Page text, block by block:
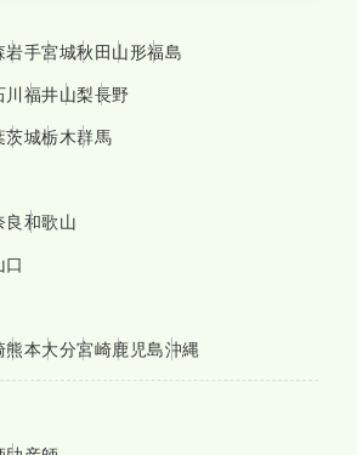
岩手宮城秋田山形福島
川福井山梨長野
茨城栃木群馬
良和歌山
口
熊本大分宮崎鹿児島沖縄